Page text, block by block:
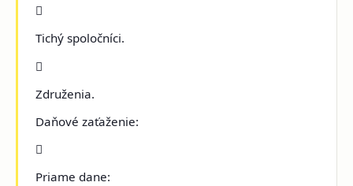

Tichý spoločníci.

Združenia.
Daňové zaťaženie:

Priame dane: